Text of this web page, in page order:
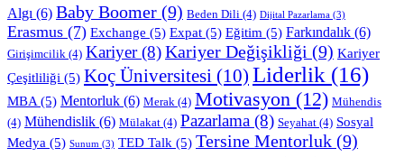
Algı (6) Baby Boomer (9) Beden Dili (4) Dijital Pazarlama (3)
Erasmus (7) Exchange (5) Expat (5) Eğitim (5) Farkındalık (6)
Girişimcilik (4) Kariyer(8)Kariyer Değişikliği (9) Kariyer
Çeşitliliği (5) Koç Üniversitesi (10) Liderlik (16)
MBA (5) Mentorluk (6) Merak (4) Motivasyon (12) Mühendis
(4) Mühendislik (6) Mülakat (4) Pazarlama (8) Seyahat (4) Sosyal
Medya (5) Sunum (3) TED Talk (5) Tersine Mentorluk (9)